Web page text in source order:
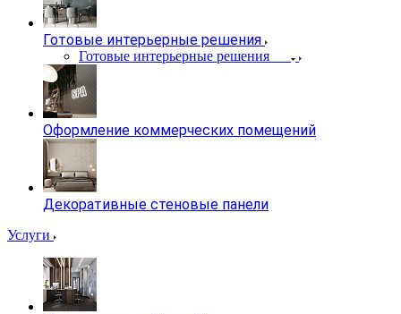
Готовые интерьерные решения
Готовые интерьерные решения
Оформление коммерческих помещений
Декоративные стеновые панели
Услуги